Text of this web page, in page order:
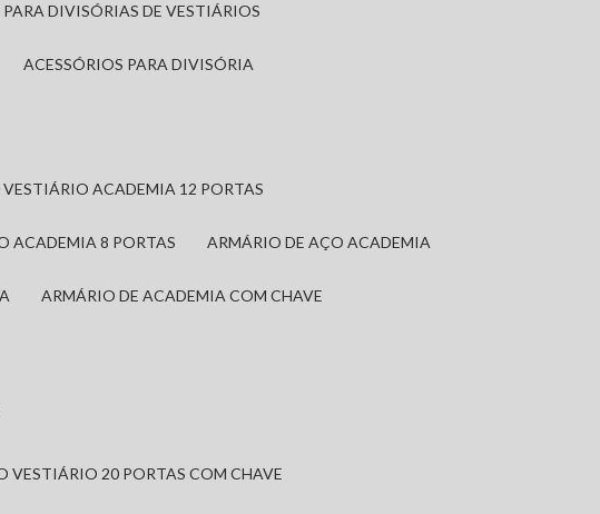
PARA DIVISÓRIAS DE VESTIÁRIOS
ACESSÓRIOS PARA DIVISÓRIA
VESTIÁRIO ACADEMIA 12 PORTAS
ACADEMIA 8 PORTAS ARMÁRIO DE AÇO ACADEMIA
ARMÁRIO DE ACADEMIA COM CHAVE
VESTIÁRIO 20 PORTAS COM CHAVE